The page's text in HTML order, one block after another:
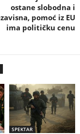
ostane slobodna i
pomoć iz EU
ima političku cenu
SPEKTAR